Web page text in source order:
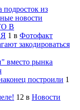
подросток из
новости
В
1 в Фотофакт
закодироваться
вместо рынка
построили 1
12 в Новости